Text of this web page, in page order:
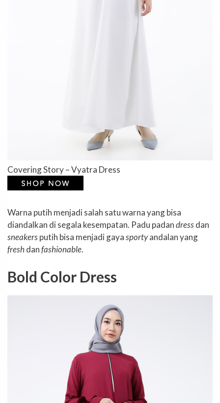
Covering Story – Vyatra Dress
Warna putih menjadi salah satu warna yang bisa
diandalkan di segala kesempatan. Padu padandressdan
sneakersputih bisa menjadi gayasportyandalan yang
freshdanfashionable.
Bold Color Dress